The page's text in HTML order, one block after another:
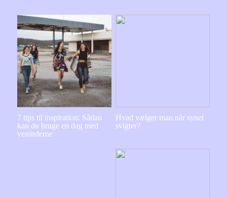
7 tips til inspiration: Sådan
kan du bruge en dag med
veninderne
Hvad vælger man når synet
svigter?